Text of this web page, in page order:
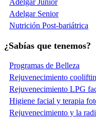
Adelgar Senior
Nutrición Post-bariátrica
¿Sabías que tenemos?
Programas de Belleza
Rejuvenecimiento
Rejuvenecimiento LPG
Higiene facial y terapia
Rejuvenecimiento y la